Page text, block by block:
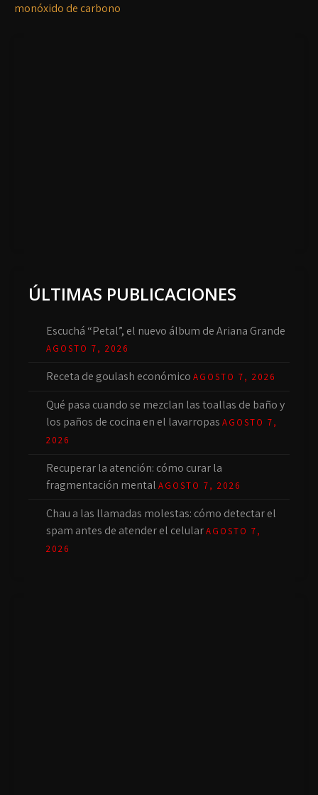
monóxido de carbono
ÚLTIMAS PUBLICACIONES
Escuchá “Petal”, el nuevo álbum de Ariana Grande
AGOSTO 7, 2026
Receta de goulash económico AGOSTO 7, 2026
Qué pasa cuando se mezclan las toallas de baño y
los paños de cocina en el lavarropas AGOSTO 7,
2026
Recuperar la atención: cómo curar la
fragmentación mental AGOSTO 7, 2026
Chau a las llamadas molestas: cómo detectar el
spam antes de atender el celularAGOSTO 7,
2026